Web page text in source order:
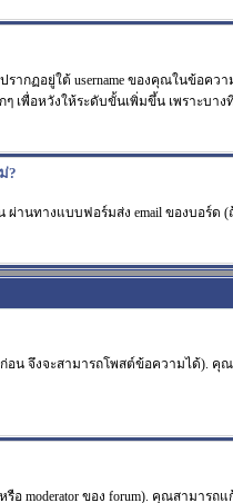
กฏอยู่ใต้ username ของคุณในข้อ
เพื่อหวังให้ระดับขั้นเพิ่มขึ้น เพราะบา
?
านทางแบบฟอร์มส่ง email ของบอร์
น จึงจะสามารถโพสต์ข้อความได้).
moderator ของ forum). คุณสามา